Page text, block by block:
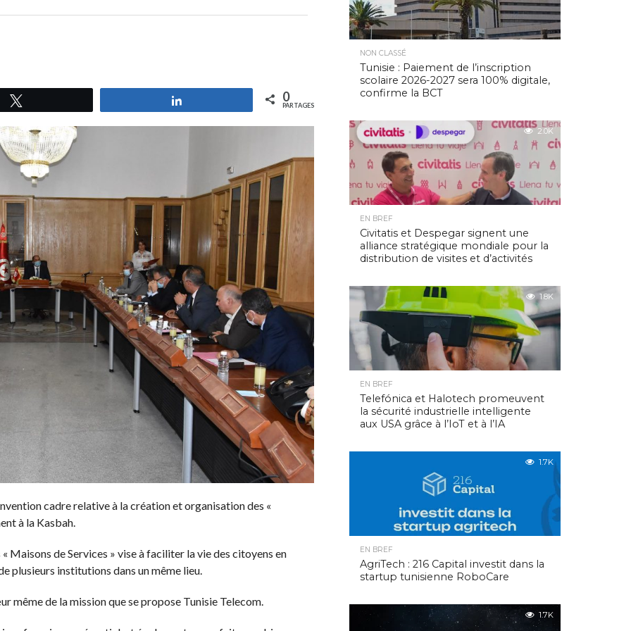
0
PARTAGES
cadre relative à la création et organisation des «
à la Kasbah.
Maisons de Services » vise à faciliter la vie des citoyens en
plusieurs institutions dans un même lieu.
même de la mission que se propose Tunisie Telecom.
NON CLASSÉ
Tunisie : Paiement de l’inscription
scolaire 2026-2027 sera 100% digitale,
confirme la BCT
2.0K
EN BREF
Civitatis et Despegar signent une
alliance stratégique mondiale pour la
distribution de visites et d’activités
1.8K
EN BREF
Telefónica et Halotech promeuvent
la sécurité industrielle intelligente
aux USA grâce à l’IoT et à l’IA
1.7K
EN BREF
AgriTech : 216 Capital investit dans la
startup tunisienne RoboCare
1.7K